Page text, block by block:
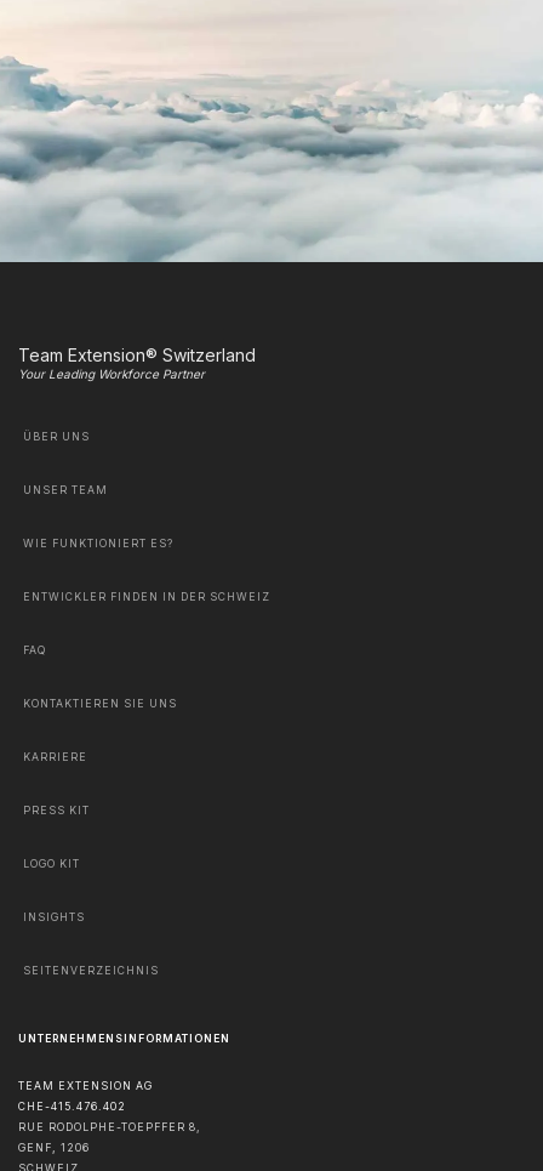
Team Extension® Switzerland
Your Leading Workforce Partner
ÜBER UNS
UNSER TEAM
WIE FUNKTIONIERT ES?
ENTWICKLER FINDEN IN DER SCHWEIZ
FAQ
KONTAKTIEREN SIE UNS
KARRIERE
PRESS KIT
LOGO KIT
INSIGHTS
SEITENVERZEICHNIS
UNTERNEHMENSINFORMATIONEN
TEAM EXTENSION AG
CHE-415.476.402
RUE RODOLPHE-TOEPFFER 8,
GENF, 1206